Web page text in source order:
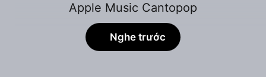
Apple Music Cantopop
Nghe trước